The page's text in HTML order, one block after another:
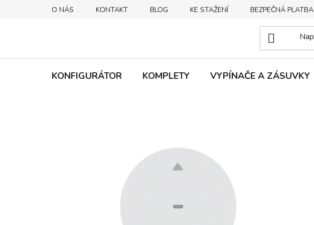
O NÁS KONTAKT BLOG KE STAŽENÍ BEZPEČNÁ PLATBA
KONFIGURÁTOR KOMPLETY VYPÍNAČE A ZÁSUVKY